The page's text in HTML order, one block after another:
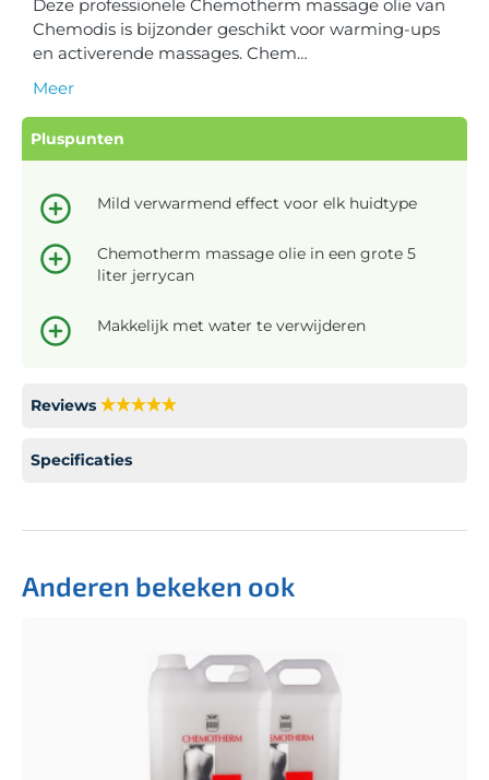
Deze professionele Chemotherm massage olie van
Chemodis is bijzonder geschikt voor warming-ups
en activerende massages. Chem…
Meer
Pluspunten
Mild verwarmend effect voor elk huidtype
Chemotherm massage olie in een grote 5
liter jerrycan
Makkelijk met water te verwijderen
Reviews
Specificaties
Anderen bekeken ook